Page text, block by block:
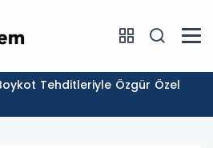
Tehditleriyle Özgür Özel